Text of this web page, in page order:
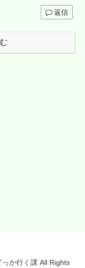
返信
か行く課 All Rights